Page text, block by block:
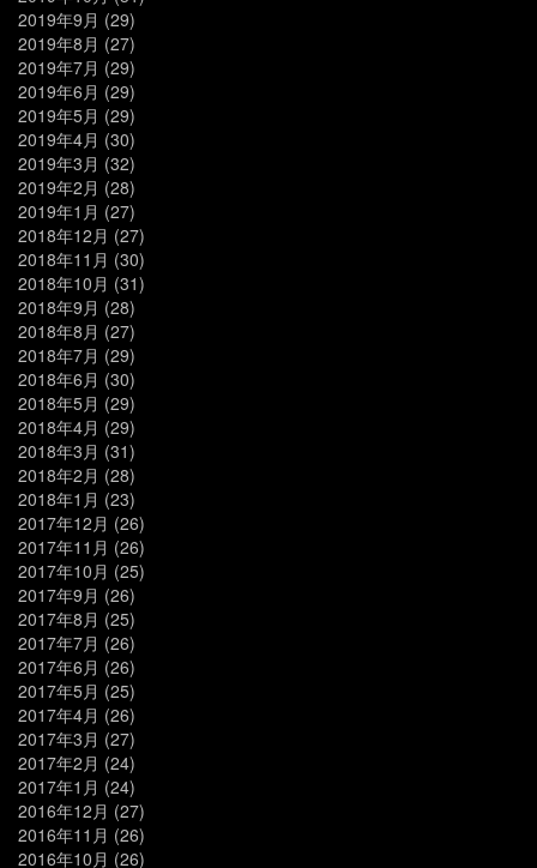
2019年9月 (29)
2019年8月 (27)
2019年7月 (29)
2019年6月 (29)
2019年5月 (29)
2019年4月 (30)
2019年3月 (32)
2019年2月 (28)
2019年1月 (27)
2018年12月 (27)
2018年11月 (30)
2018年10月 (31)
2018年9月 (28)
2018年8月 (27)
2018年7月 (29)
2018年6月 (30)
2018年5月 (29)
2018年4月 (29)
2018年3月 (31)
2018年2月 (28)
2018年1月 (23)
2017年12月 (26)
2017年11月 (26)
2017年10月 (25)
2017年9月 (26)
2017年8月 (25)
2017年7月 (26)
2017年6月 (26)
2017年5月 (25)
2017年4月 (26)
2017年3月 (27)
2017年2月 (24)
2017年1月 (24)
2016年12月 (27)
2016年11月 (26)
2016年10月 (26)